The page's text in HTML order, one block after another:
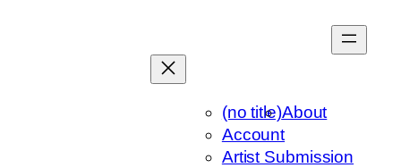
(no title)About
Account
Artist Submission